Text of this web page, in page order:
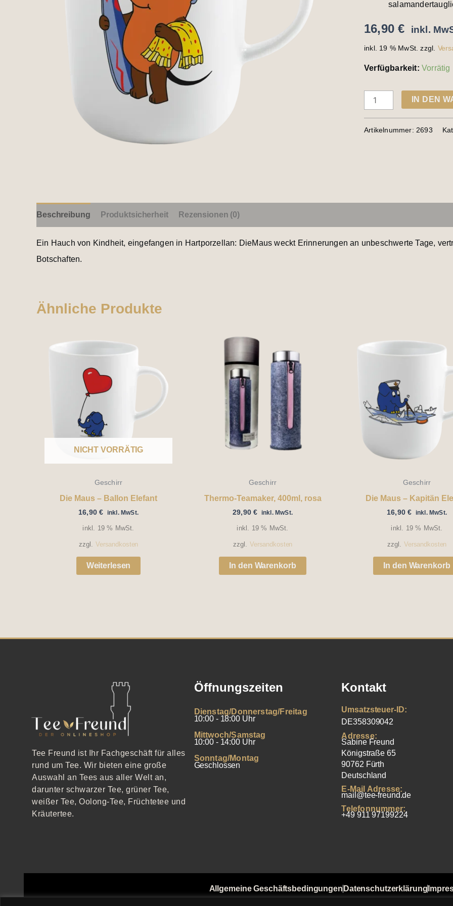
16,90€ inkl.
inkl. 19 % MwSt. zzgl.
Verfügbarkeit: Vorrätig
IN DEN
Artikelnummer: 2693
Beschreibung Produktsicherheit Rezensionen (0)
Ein Hauch von Kindheit, eingefangen in Hartporzellan: DieMaus weckt Erinnerungen an unbeschwerte Tage,
Botschaften.
Ähnliche Produkte
NICHT VORRÄTIG
Geschirr
Die Maus – Ballon Elefant
16,90€ inkl. MwSt.
inkl. 19 % MwSt.
zzgl. Versandkosten
Weiterlesen
Geschirr
Thermo-Teamaker, 400ml, rosa
29,90€ inkl. MwSt.
inkl. 19 % MwSt.
zzgl. Versandkosten
In den Warenkorb
Geschirr
Die Maus – Kapitän
16,90€ inkl. MwSt.
inkl. 19 % MwSt.
zzgl. Versandkosten
In den Warenkorb
Tee Freund ist Ihr Fachgeschäft für alles
rund um Tee. Wir bieten eine große
Auswahl an Tees aus aller Welt an,
darunter schwarzer Tee, grüner Tee,
weißer Tee, Oolong-Tee, Früchtetee und
Kräutertee.
Öffnungszeiten
Dienstag/Donnerstag/Freitag
10:00 - 18:00 Uhr
Mittwoch/Samstag
10:00 - 14:00 Uhr
Sonntag/Montag
Geschlossen
Kontakt
Umsatzsteuer-ID:
DE358309042
Adresse:
Sabine Freund
Königstraße 65
90762 Fürth
Deutschland
E-Mail Adresse:
mail@tee-freund.de
Telefonnummer:
+49 911 97199224
Allgemeine Geschäftsbedingungen Datenschutzerklärung